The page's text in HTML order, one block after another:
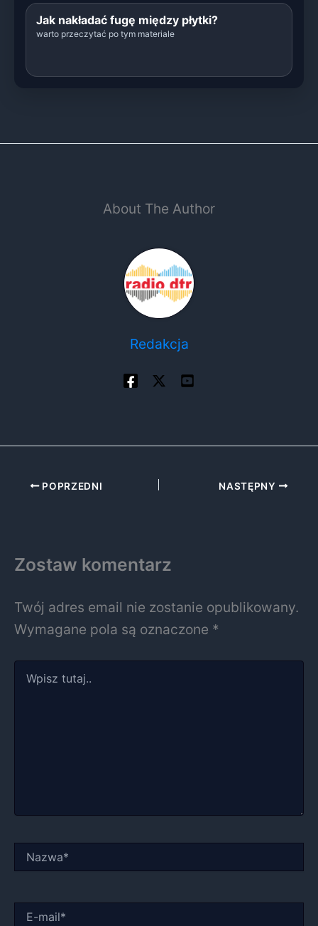
Jak nakładać fugę między płytki?
warto przeczytać po tym materiale
About The Author
Redakcja
POPRZEDNI NASTĘPNY
Zostaw komentarz
Twój adres email nie zostanie opublikowany.
Wymagane pola są oznaczone *
tutaj..
mail*